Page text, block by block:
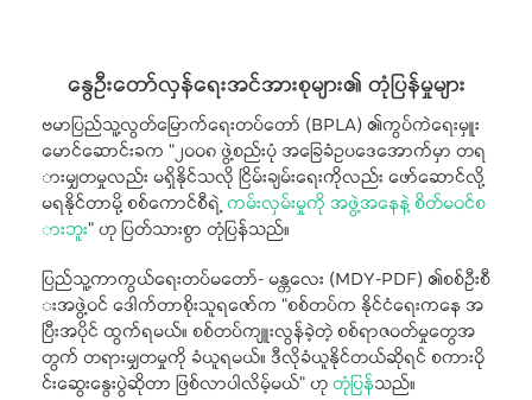
နွေဦးတော်လှန်ရေးအင်အားစုများ၏ တုံပြန်မှုများ
ဗမာပြည်သူ့လွတ်မြောက်ရေးတပ်တော် (BPLA) ၏ကွပ်ကဲရေးမှူး
မောင်ဆောင်းခက “၂၀၀၈ ဖွဲ့စည်းပုံ အခြေခံဥပဒေအောက်မှာ တရ
ားမျှတမှုလည်း မရှိနိုင်သလို ငြိမ်းချမ်းရေးကိုလည်း ဖော်ဆောင်လို့
မရနိုင်တာမို့ စစ်ကောင်စီရဲ့ကမ်းလှမ်းမှုကို အဖွဲ့အနေနဲ့ စိတ်မဝင်စ
ားဘူး” ဟု ပြတ်သားစွာ တုံပြန်သည်။
ပြည်သူ့ကာကွယ်ရေးတပ်မတော်- မန္တလေး (MDY-PDF) ၏စစ်ဦးစီ
းအဖွဲ့ဝင် ဒေါက်တာစိုးသူရဇော်က “စစ်တပ်က နိုင်ငံရေးကနေ အ
ပြီးအပိုင် ထွက်ရမယ်။ စစ်တပ်ကျူးလွန်ခဲ့တဲ့ စစ်ရာဇဝတ်မှုတွေအ
တွက် တရားမျှတမှုကို ခံယူရမယ်။ ဒီလိုခံယူနိုင်တယ်ဆိုရင် စကားဝို
င်းဆွေးနွေးပွဲဆိုတာ ဖြစ်လာပါလိမ့်မယ်” ဟုတုံပြန်သည်။